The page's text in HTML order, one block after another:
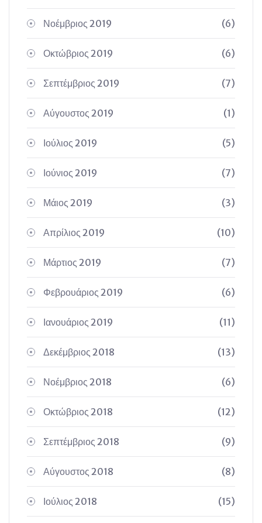
Νοέμβριος 2019 (6)
Οκτώβριος 2019 (6)
Σεπτέμβριος 2019 (7)
Αύγουστος 2019 (1)
Ιούλιος 2019 (5)
Ιούνιος 2019 (7)
Μάιος 2019 (3)
Απρίλιος 2019 (10)
Μάρτιος 2019 (7)
Φεβρουάριος 2019 (6)
Ιανουάριος 2019 (11)
Δεκέμβριος 2018 (13)
Νοέμβριος 2018 (6)
Οκτώβριος 2018 (12)
Σεπτέμβριος 2018 (9)
Αύγουστος 2018 (8)
Ιούλιος 2018 (15)